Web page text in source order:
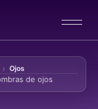
Ojos
de ojos